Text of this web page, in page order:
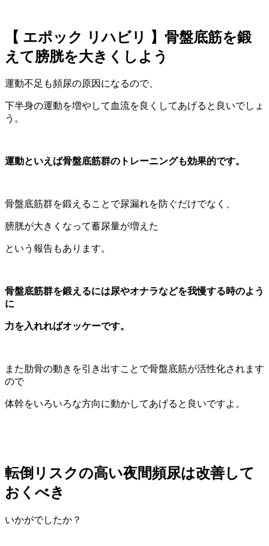
【 エポック リハビリ 】骨盤底筋を鍛
えて膀胱を大きくしよう
運動不足も頻尿の原因になるので、
下半身の運動を増やして血流を良くしてあげると良いでしょ
う。
運動といえば骨盤底筋群のトレーニングも効果的です。
骨盤底筋群を鍛えることで尿漏れを防ぐだけでなく、
膀胱が大きくなって蓄尿量が増えた
という報告もあります。
骨盤底筋群を鍛えるには尿やオナラなどを我慢する時のよう
に
力を入れればオッケーです。
また肋骨の動きを引き出すことで骨盤底筋が活性化されます
ので
体幹をいろいろな方向に動かしてあげると良いですよ。
転倒リスクの高い夜間頻尿は改善して
おくべき
いかがでしたか？